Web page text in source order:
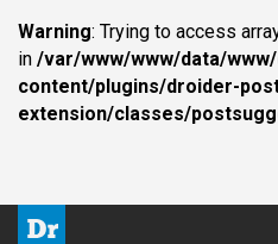
Warning: Trying to access
in /var/www/www/data/
content/plugins/droider-
extension/classes/